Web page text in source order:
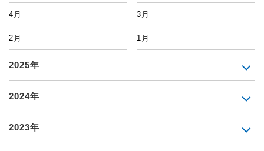
4月 3月
2月 1月
2025年
2024年
2023年